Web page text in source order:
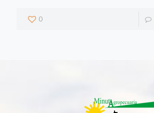
0